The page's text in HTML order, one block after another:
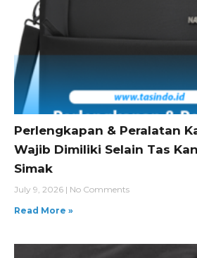
Perlengkapan & Peralatan
Wajib Dimiliki Selain Tas
Simak
July 9, 2026
No Comments
Read More »